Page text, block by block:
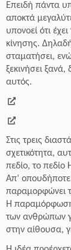
Επειδή πάντα
αποκτά
υπονοεί ότι
κίνησης.
σταματήσει,
ξεκινήσει ξανά,
αυτός.
Στις τρεις
σχετικότητα,
πεδίο, το
Απ’ οπουδήποτε
παραμορφώνει
Η παραμόρφωση
των ανθρώπων
στην αίθουσα,